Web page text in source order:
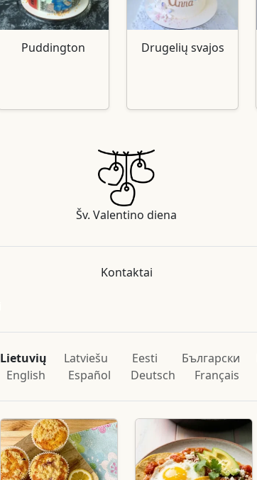
Puddington Drugelių svajos
Šv. Valentino diena
Kontaktai
Lietuvių Latviešu Eesti Български
English Español Deutsch Français